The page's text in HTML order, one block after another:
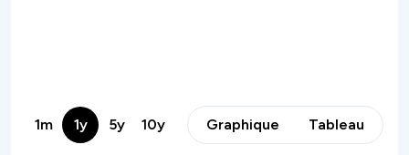
1m 1y 5y 10y Graphique Tableau